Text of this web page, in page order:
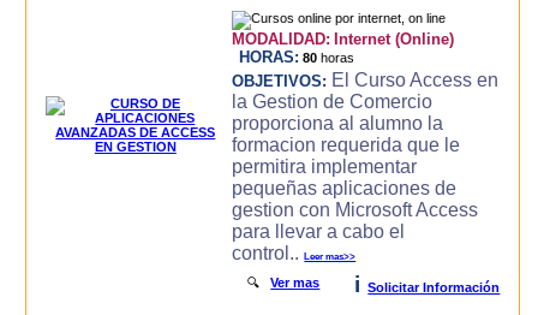
MODALIDAD: Internet (Online)
HORAS: 80 horas
OBJETIVOS: El Curso Access en
la Gestion de Comercio
proporciona al alumno la
formacion requerida que le
permitira implementar
pequeñas aplicaciones de
gestion con Microsoft Access
para llevar a cabo el
control..Leer mas>>
🔍Ver mas i Solicitar Información